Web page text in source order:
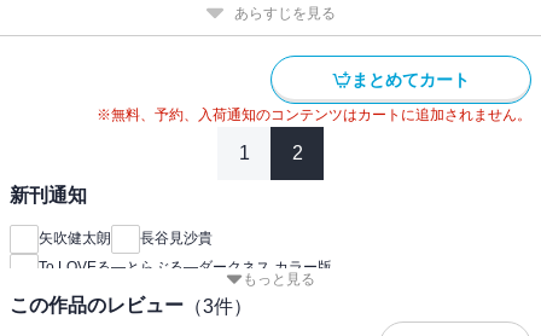
あらすじを見る
まとめてカート
※無料、予約、入荷通知のコンテンツはカートに追加されません。
1 2
新刊通知
矢吹健太朗
長谷見沙貴
To LOVEる―とらぶる―ダークネス カラー版
もっと見る
この作品のレビュー （3件）